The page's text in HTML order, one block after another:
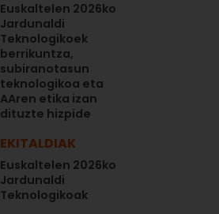
Euskaltelen 2026ko
Jardunaldi
Teknologikoek
berrikuntza,
subiranotasun
teknologikoa eta
AAren etika izan
dituzte hizpide
EKITALDIAK
Euskaltelen 2026ko
Jardunaldi
Teknologikoak